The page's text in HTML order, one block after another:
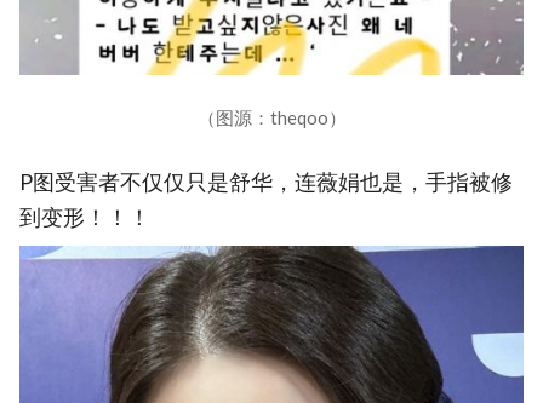
（图源：theqoo）
P图受害者不仅仅只是舒华，连薇娟也是，手指被修
到变形！！！